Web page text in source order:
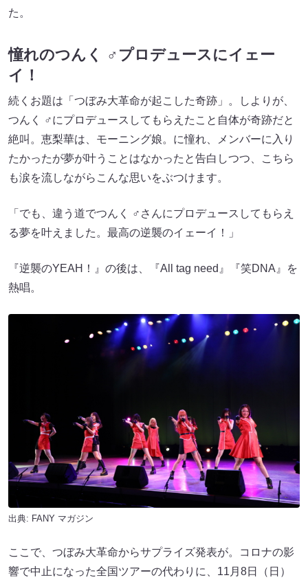
た。
憧れのつんく ♂プロデュースにイェー
イ！
続くお題は「つぼみ大革命が起こした奇跡」。しよりが、
つんく ♂にプロデュースしてもらえたこと自体が奇跡だと
絶叫。恵梨華は、モーニング娘。に憧れ、メンバーに入り
たかったが夢が叶うことはなかったと告白しつつ、こちら
も涙を流しながらこんな思いをぶつけます。
「でも、違う道でつんく ♂さんにプロデュースしてもらえ
る夢を叶えました。最高の逆襲のイェーイ！」
『逆襲のYEAH！』の後は、『All tag need』『笑DNA』を
熱唱。
出典: FANY マガジン
ここで、つぼみ大革命からサプライズ発表が。コロナの影
響で中止になった全国ツアーの代わりに、11月8日（日）